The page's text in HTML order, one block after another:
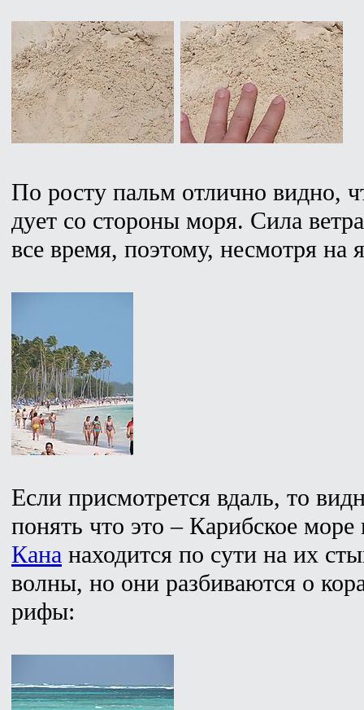
По росту пальм отлично видно,
дует со стороны моря. Сила
все время, поэтому, несмотря
Если присмотрется вдаль, то
понять что это – Карибское
Кана находится по сути на их
волны, но они разбиваются о
рифы: